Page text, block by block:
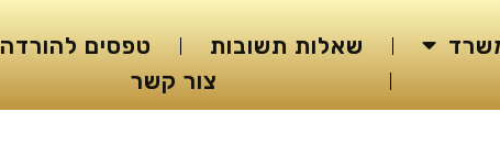
שאלות תשובות
טפסים להורדה
צור קשר